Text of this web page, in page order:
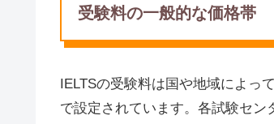
受験料の一般的な価格帯
IELTSの受験料は国や地域によっ
で設定されています。各試験セ